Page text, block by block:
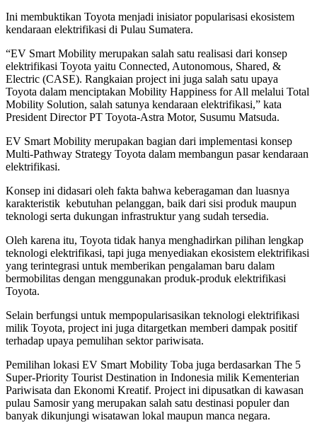
Ini membuktikan Toyota menjadi inisiator popularisasi ekosistem
kendaraan elektrifikasi di Pulau Sumatera.
“EV Smart Mobility merupakan salah satu realisasi dari konsep
elektrifikasi Toyota yaitu Connected, Autonomous, Shared, &
Electric (CASE). Rangkaian project ini juga salah satu upaya
Toyota dalam menciptakan Mobility Happiness for All melalui Total
Mobility Solution, salah satunya kendaraan elektrifikasi,” kata
President Director PT Toyota-Astra Motor, Susumu Matsuda.
EV Smart Mobility merupakan bagian dari implementasi konsep
Multi-Pathway Strategy Toyota dalam membangun pasar kendaraan
elektrifikasi.
Konsep ini didasari oleh fakta bahwa keberagaman dan luasnya
karakteristik kebutuhan pelanggan, baik dari sisi produk maupun
teknologi serta dukungan infrastruktur yang sudah tersedia.
Oleh karena itu, Toyota tidak hanya menghadirkan pilihan lengkap
teknologi elektrifikasi, tapi juga menyediakan ekosistem elektrifikasi
yang terintegrasi untuk memberikan pengalaman baru dalam
bermobilitas dengan menggunakan produk-produk elektrifikasi
Toyota.
Selain berfungsi untuk mempopularisasikan teknologi elektrifikasi
milik Toyota, project ini juga ditargetkan memberi dampak positif
terhadap upaya pemulihan sektor pariwisata.
Pemilihan lokasi EV Smart Mobility Toba juga berdasarkan The 5
Super-Priority Tourist Destination in Indonesia milik Kementerian
Pariwisata dan Ekonomi Kreatif. Project ini dipusatkan di kawasan
pulau Samosir yang merupakan salah satu destinasi populer dan
banyak dikunjungi wisatawan lokal maupun manca negara.